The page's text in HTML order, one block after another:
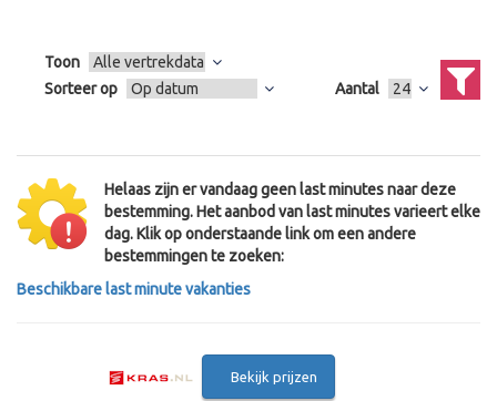
Toon
Sorteer op
Aantal
Helaas zijn er vandaag geen last minutes naar deze
bestemming. Het aanbod van last minutes varieert elke
dag. Klik op onderstaande link om een andere
bestemmingen te zoeken:
Beschikbare last minute vakanties
Bekijk prijzen